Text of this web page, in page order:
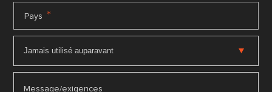
Pays *
Message/exigences